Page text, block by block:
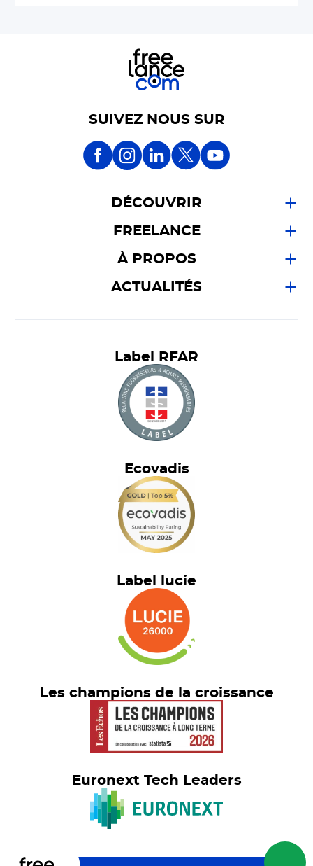
SUIVEZ NOUS SUR
DÉCOUVRIR
FREELANCE
À PROPOS
ACTUALITÉS
Label RFAR
Ecovadis
Label lucie
Les champions de la croissance
Euronext Tech Leaders